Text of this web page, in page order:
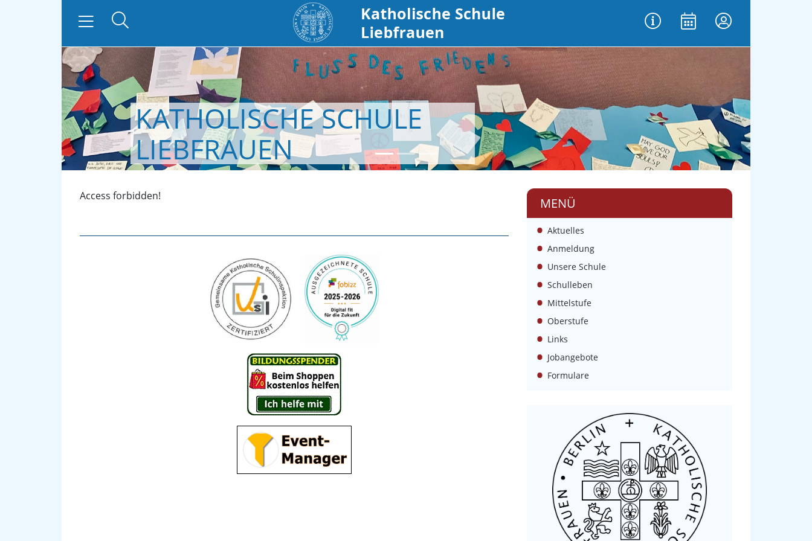
KATHOLISCHE SCHULE
LIEBFRAUEN
zurück vor
Access forbidden! MENÜ
Aktuelles
Anmeldung
Unsere Schule
Schulleben
Mittelstufe
Oberstufe
Links
Jobangebote
Formulare